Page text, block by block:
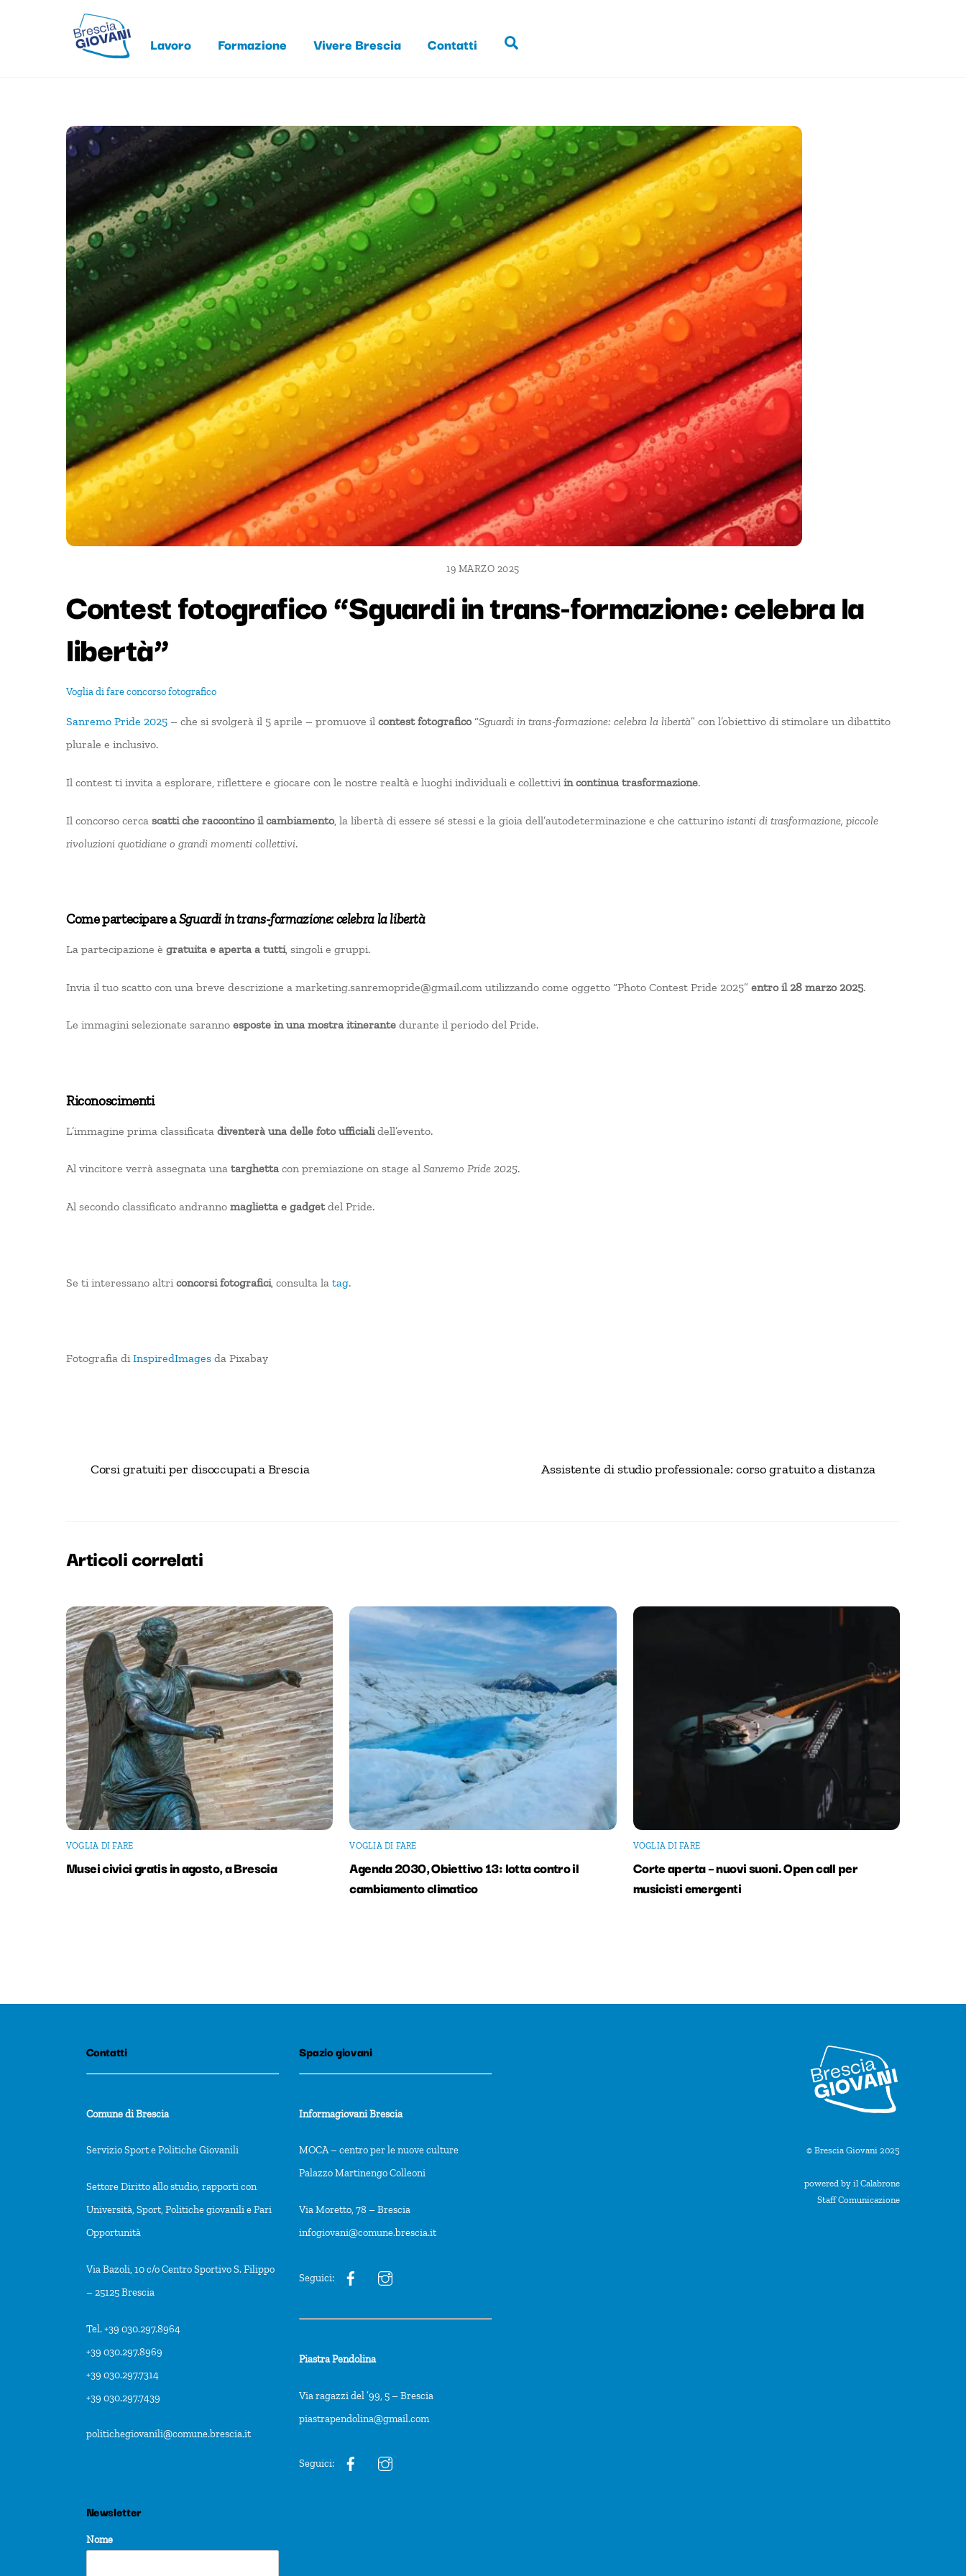
Lavoro Formazione Vivere Brescia Contatti
19 MARZO 2025
Contest fotografico “Sguardi in trans-formazione: celebra la
libertà”
Voglia di fareconcorso fotografico
Sanremo Pride 2025 – che si svolgerà il 5 aprile – promuove il contest fotografico“Sguardi in trans-formazione: celebra la libertà” con l’obiettivo di stimolare un dibattito
plurale e inclusivo.
Il contest ti invita a esplorare, riflettere e giocare con le nostre realtà e luoghi individuali e collettivi in continua trasformazione.
Il concorso cerca scatti che raccontino il cambiamento, la libertà di essere sé stessi e la gioia dell’autodeterminazione e che catturino istanti di trasformazione, piccole
rivoluzioni quotidiane o grandi momenti collettivi.
Come partecipare aSguardi in trans-formazione: celebra la libertà
La partecipazione è gratuita e aperta a tutti, singoli e gruppi.
Invia il tuo scatto con una breve descrizione a marketing.sanremopride@gmail.com utilizzando come oggetto “Photo Contest Pride 2025” entro il 28 marzo 2025.
Le immagini selezionate saranno esposte in una mostra itinerante durante il periodo del Pride.
Riconoscimenti
L’immagine prima classificata diventerà una delle foto ufficialidell’evento.
Al vincitore verrà assegnata una targhetta con premiazione on stage al Sanremo Pride 2025.
Al secondo classificato andranno maglietta e gadgetdel Pride.
Se ti interessano altri concorsi fotografici, consulta la tag.
Fotografia di InspiredImages da Pixabay
Corsi gratuiti per disoccupati a Brescia Assistente di studio professionale: corso gratuito a distanza
VOGLIA DI FARE
Musei civici gratis in agosto, a Brescia
VOGLIA DI FARE
Agenda 2030, Obiettivo 13: lotta contro il
cambiamento climatico
VOGLIA DI FARE
Corte aperta – nuovi suoni. Open call per
musicisti emergenti
© Brescia Giovani 2025
powered by il Calabrone
Staff Comunicazione
Contatti
Comune di Brescia
Servizio Sport e Politiche Giovanili
Settore Diritto allo studio, rapporti con
Università, Sport, Politiche giovanili e Pari
Opportunità
Via Bazoli, 10 c/o Centro Sportivo S. Filippo
– 25125 Brescia
Tel. +39 030.297.8964
+39 030.297.8969
+39 030.297.7314
+39 030.297.7439
politichegiovanili@comune.brescia.it
Spazio giovani
Informagiovani Brescia
MOCA – centro per le nuove culture
Palazzo Martinengo Colleoni
Via Moretto, 78 – Brescia
infogiovani@comune.brescia.it
Seguici:
Piastra Pendolina
Via ragazzi del ’99, 5 – Brescia
piastrapendolina@gmail.com
Seguici:
Newsletter
Nome